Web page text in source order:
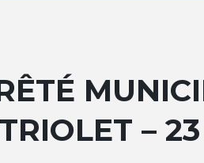
–